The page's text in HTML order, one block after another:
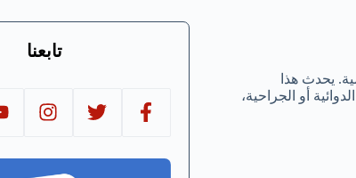
يحدث هذا
أو الجراحية،
تابعنا